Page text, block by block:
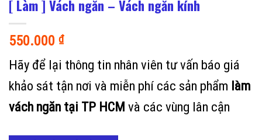
[ Làm ] Vách ngăn – Vách ngăn kính
550.000 ₫
Hãy để lại thông tin nhân viên tư vấn báo giá
khảo sát tận nơi và miễn phí các sản phẩm làm
vách ngăn tại TP HCM và các vùng lân cận